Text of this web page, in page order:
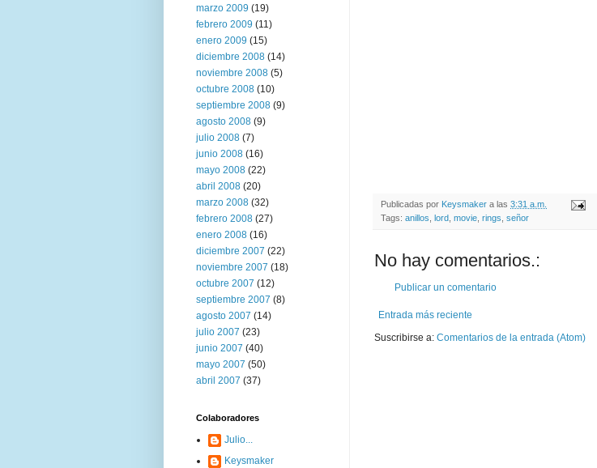
Publicadas por Keysmaker a las 3:31 a.m.
Tags: anillos lord movie rings señor
No hay comentarios.:
Publicar un comentario
Entrada más reciente
Suscribirse a: Comentarios de la entrada (Atom)
marzo 2009 (19)
febrero 2009 (11)
enero 2009 (15)
diciembre 2008 (14)
noviembre 2008 (5)
octubre 2008 (10)
septiembre 2008 (9)
agosto 2008 (9)
julio 2008 (7)
junio 2008 (16)
mayo 2008 (22)
abril 2008 (20)
marzo 2008 (32)
febrero 2008 (27)
enero 2008 (16)
diciembre 2007 (22)
noviembre 2007 (18)
octubre 2007 (12)
septiembre 2007 (8)
agosto 2007 (14)
julio 2007 (23)
junio 2007 (40)
mayo 2007 (50)
abril 2007 (37)
Colaboradores
Julio...
Keysmaker